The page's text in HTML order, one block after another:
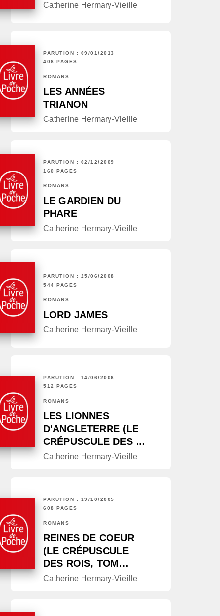
Catherine Hermary-Vieille
PARUTION : 09/01/2013
408 PAGES
ROMANS
LES ANNÉES
TRIANON
Catherine Hermary-Vieille
PARUTION : 02/12/2009
160 PAGES
ROMANS
LE GARDIEN DU
PHARE
Catherine Hermary-Vieille
PARUTION : 25/06/2008
544 PAGES
ROMANS
LORD JAMES
Catherine Hermary-Vieille
PARUTION : 14/06/2006
512 PAGES
ROMANS
LES LIONNES
D'ANGLETERRE (LE
CRÉPUSCULE DES …
Catherine Hermary-Vieille
PARUTION : 19/10/2005
608 PAGES
ROMANS
REINES DE COEUR
(LE CRÉPUSCULE
DES ROIS, TOM…
Catherine Hermary-Vieille